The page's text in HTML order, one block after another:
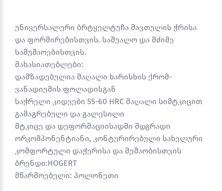
უნივერსალური ბრტყელტუჩა მავთულის ჭრისა
და ფორმირებისთვის. საშუალო და მძიმე
სამუშაოებისთვის.
მახასიათებლები:
დამზადებულია მაღალი ხარისხის ქრომ-
ვანადიუმის ფოლადისგან
საჭრელი კიდეები 55-60 HRC მაღალი სიმტკიცით
გამაგრებული და გალესილი
მტკიცე და დეფორმაციისადმი მდგრადი
ორკომპონენტიანი, კონტურირებული სახელური
კომფორტული დაჭერისა და მუშაობისთვის
ბრენდი:HOGERT
მწარმოებელი: პოლონეთი